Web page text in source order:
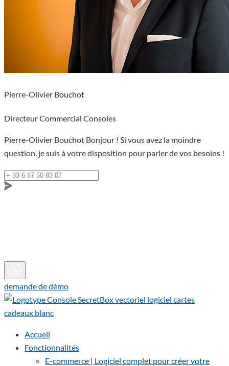
Pierre-Olivier Bouchot
Directeur Commercial Consoles
Pierre-Olivier Bouchot Bonjour ! Si vous avez la moindre
question, je suis à votre disposition pour parler de vos besoins !
demande de démo
Accueil
Fonctionnalités
E-commerce | Logiciel complet pour créer votre